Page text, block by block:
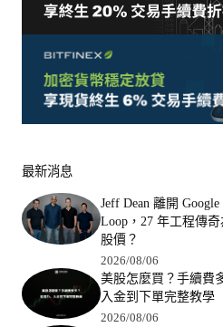
最新消息
Jeff Dean 離開
Loop，27 年工程傳
股價？
2026/08/06
美股怎麼買？手續費
入金到下單完整教學
2026/08/06